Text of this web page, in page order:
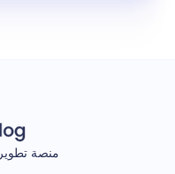
منصة تطوير API تعاونية متكاملة